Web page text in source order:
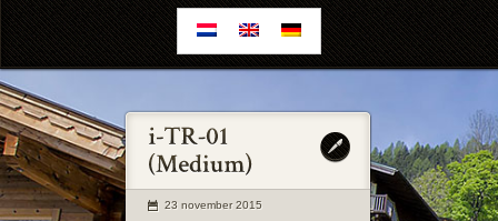
23 november 2015